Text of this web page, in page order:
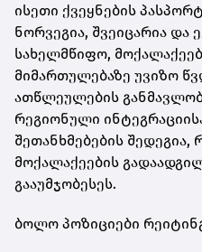
ისეთი ქვეყნების
ნორვეგია, შვეიცარია და
სახელმწიფო,
მიმართულებაზე უვიზო
ათწლეულების
რეგიონული
შეთანხმებების შედეგია,
მოქალაქეების
გააუმჯობესეს.
ბოლო პოზიციები